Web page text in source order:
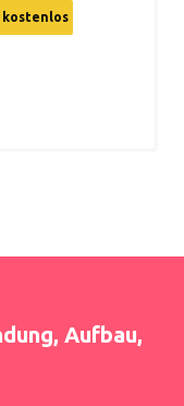
kostenlos
Aufbau,